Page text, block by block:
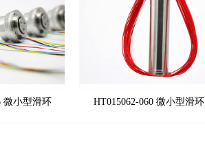
微小型滑环 HT015062-060 微小型滑环